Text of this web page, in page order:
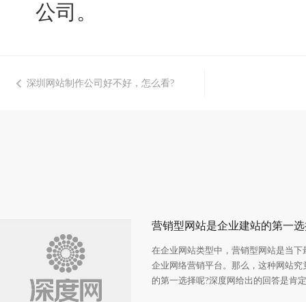
公司。
深圳网站制作公司好不好，怎么看?
营销型网站是企业建站的第一
在企业网站类型中，营销型网站是当下
企业网络营销平台。那么，这种网站究
的第一选择呢?深度网给出的回答是肯